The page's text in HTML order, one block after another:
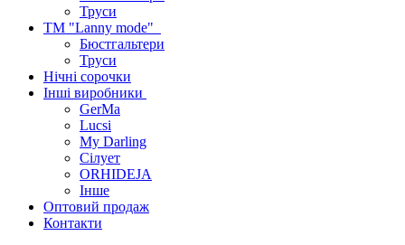
Труси
ТМ "Lanny mode"
Бюстгальтери
Труси
Нічні сорочки
Інші виробники
GerMa
Lucsi
My Darling
Сілует
ORHIDEJA
Інше
Оптовий продаж
Контакти